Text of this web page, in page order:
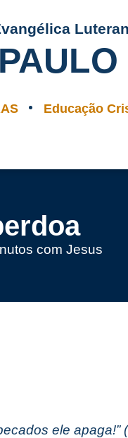
Educação
com Jesus
ele apaga!”